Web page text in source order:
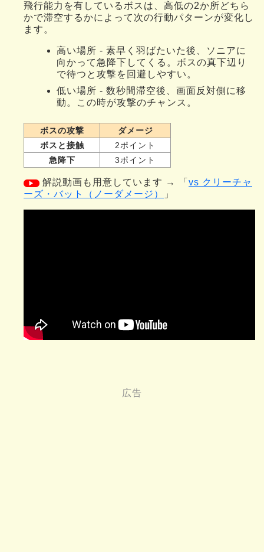
飛行能力を有しているボスは、高低の2か所どちら
かで滞空するかによって次の行動パターンが変化し
ます。
高い場所 - 素早く羽ばたいた後、ソニアに
向かって急降下してくる。ボスの真下辺り
で待つと攻撃を回避しやすい。
低い場所 - 数秒間滞空後、画面反対側に移
動。この時が攻撃のチャンス。
ボスの攻撃
ダメージ
ボスと接触
2ポイント
急降下
3ポイント
▶ 解説動画も用意しています → 「 vs クリーチャ
ーズ・バット（ノーダメージ）
」